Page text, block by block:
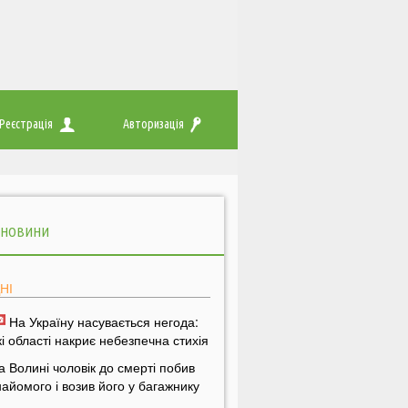
Авторизація
НОВИНИ
На Україну насувається негода:
області накриє небезпечна стихія
Волині чоловік до смерті побив
і возив його у багажнику